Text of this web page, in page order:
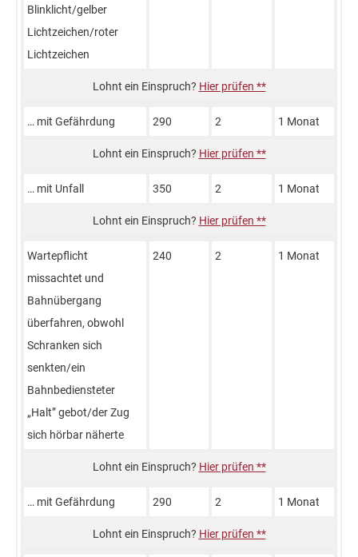
Blinklicht/gelber
Lichtzeichen/roter
Lichtzeichen
Hier prüfen **
… mit Gefährdung 290 2 1 Monat
Hier prüfen **
… mit Unfall 350 2 1 Monat
Hier prüfen **
Wartepflicht
missachtet und
Bahnübergang
überfahren, obwohl
Schranken sich
senkten/ein
Bahnbediensteter
„Halt” gebot/der Zug
sich hörbar näherte
240 2 1 Monat
Hier prüfen **
… mit Gefährdung 290 2 1 Monat
Hier prüfen **